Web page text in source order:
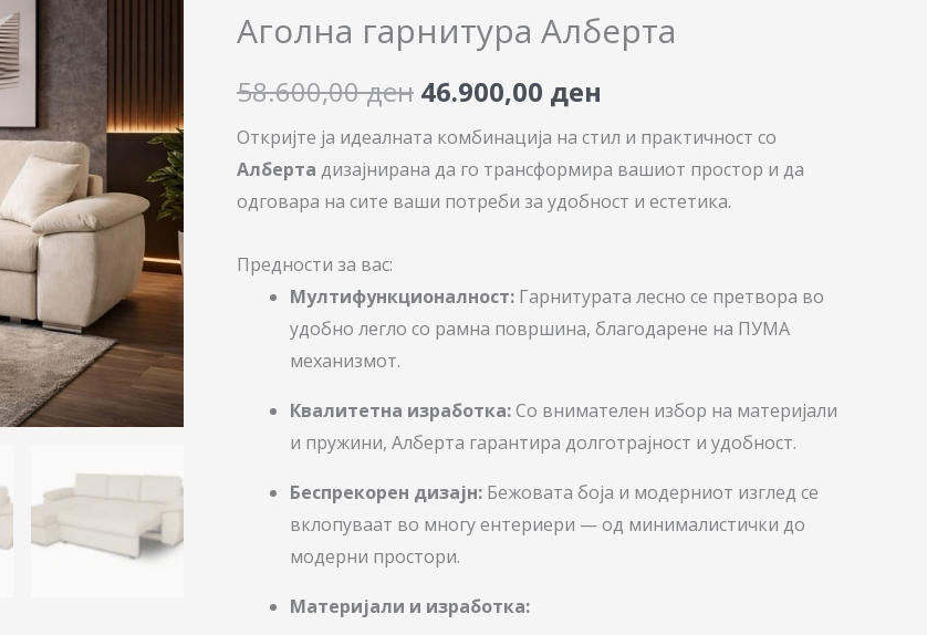
Аголна гарнитура Алберта
58.600,00ден
was:
58.600,00 ден.
46.900,00 ден
is:
Откријте ја идеалната комбинација на стил и практичност со
Алберта дизајнирана да го трансформира вашиот простор и да
одговара на сите ваши потреби за удобност и естетика.
Предности за вас:
Мултифункционалност: Гарнитурата лесно се претвора во
удобно легло со рамна површина, благодарене на ПУМА
механизмот.
Квалитетна изработка:Со внимателен избор на материјали
и пружини, Алберта гарантира долготрајност и удобност.
Беспрекорен дизајн: Бежовата боја и модерниот изглед се
вклопуваат во многу ентериери — од минималистички до
модерни простори.
Материјали и изработка:
количина